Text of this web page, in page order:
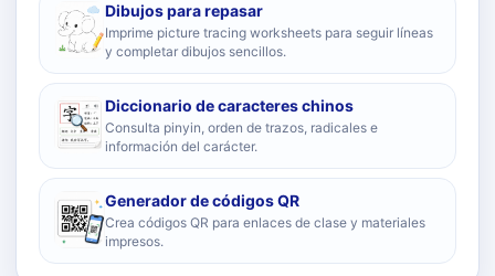
Dibujos para repasar
Imprime picture tracing worksheets para seguir líneas
y completar dibujos sencillos.
Diccionario de caracteres chinos
Consulta pinyin, orden de trazos, radicales e
información del carácter.
Generador de códigos QR
Crea códigos QR para enlaces de clase y materiales
impresos.